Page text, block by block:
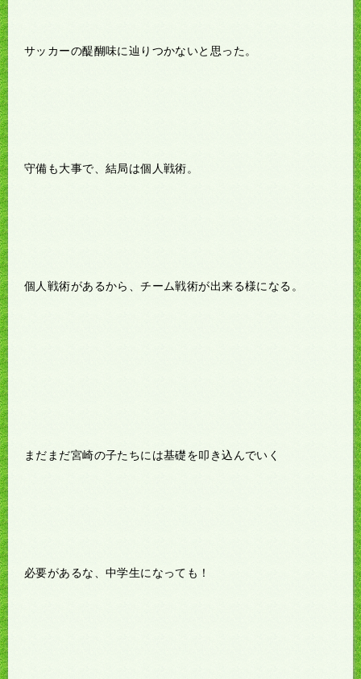
サッカーの醍醐味に辿りつかないと思った。
守備も大事で、結局は個人戦術。
個人戦術があるから、チーム戦術が出来る様になる。
まだまだ宮崎の子たちには基礎を叩き込んでいく
必要があるな、中学生になっても！